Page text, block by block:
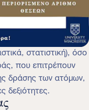
και να κάνει
ευρύτητα γνώσεων.
επιστήμες, που
στατιστική), όσο
που επιτρέπουν
δράσης των ατόμων,
δεξιότητες.